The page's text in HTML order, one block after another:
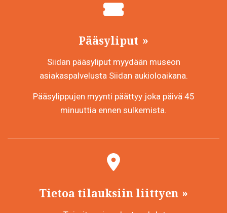
Pääsyliput
Siidan pääsyliput myydään museon
asiakaspalvelusta Siidan aukioloaikana.
Pääsylippujen myynti päättyy joka päivä 45
minuuttia ennen sulkemista.
Tietoa tilauksiin liittyen